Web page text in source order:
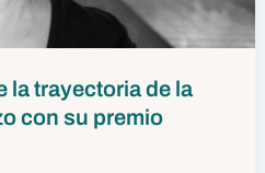
la trayectoria de la
con su premio